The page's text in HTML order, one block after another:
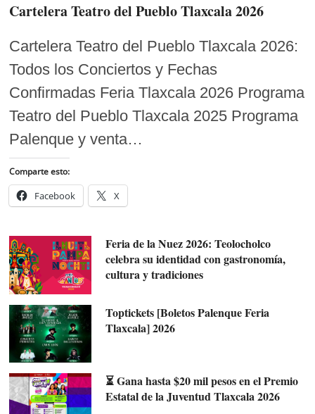
Cartelera Teatro del Pueblo Tlaxcala 2026
Cartelera Teatro del Pueblo Tlaxcala 2026:
Todos los Conciertos y Fechas
Confirmadas Feria Tlaxcala 2026 Programa
Teatro del Pueblo Tlaxcala 2025 Programa
Palenque y venta…
Comparte esto:
Facebook X
Feria de la Nuez 2026: Teolocholco
celebra su identidad con gastronomía,
cultura y tradiciones
Toptickets [Boletos Palenque Feria
Tlaxcala] 2026
⏳ Gana hasta $20 mil pesos en el Premio
Estatal de la Juventud Tlaxcala 2026